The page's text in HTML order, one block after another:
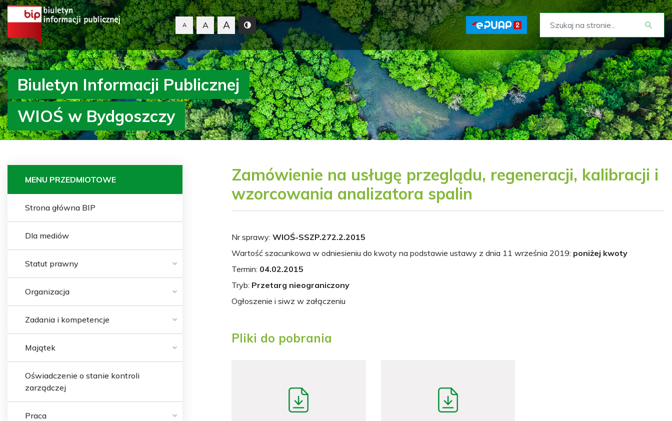
A A A
Biuletyn Informacji Publicznej
WIOŚ w Bydgoszczy
MENU PRZEDMIOTOWE
Strona główna BIP
Dla mediów
Statut prawny
Organizacja
Zadania i kompetencje
Majątek
Oświadczenie o stanie kontroli
zarządczej
Praca
Zamówienie na usługę przeglądu, regeneracji, kalibracji i
wzorcowania analizatora spalin
Nr sprawy: WIOŚ-SSZP.272.2.2015
Wartość szacunkowa w odniesieniu do kwoty na podstawie ustawy z dnia 11 września 2019: poniżej kwoty
Termin: 04.02.2015
Tryb: Przetarg nieograniczony
Ogłoszenie i siwz w załączeniu
Pliki do pobrania